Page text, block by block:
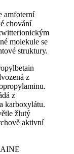
amfoterní
chování
molekule se
struktury.
z
z
karboxylátu.
žlutý
aktivní